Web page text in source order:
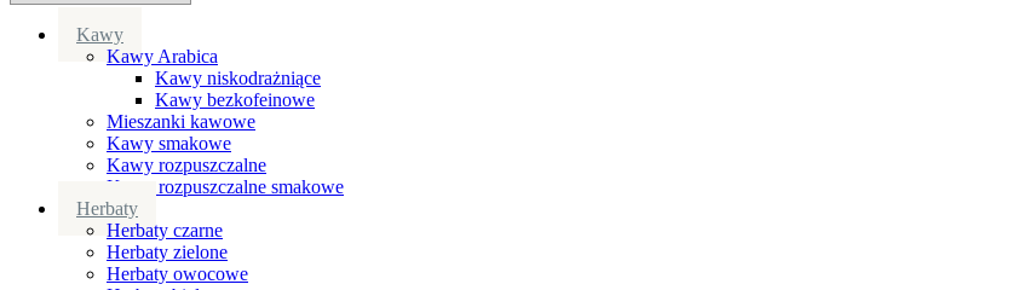
Kawy
Kawy Arabica
Kawy niskodrażniące
Kawy bezkofeinowe
Mieszanki kawowe
Kawy smakowe
Kawy rozpuszczalne
Kawy rozpuszczalne smakowe
Herbaty
Herbaty czarne
Herbaty zielone
Herbaty owocowe